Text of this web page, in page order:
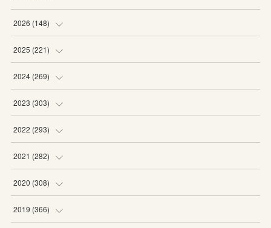
2026 (148)
(6)
(22
(20
(19
2025 (221)
(19
(20
(19
(20
2024 (269)
(16
(16
(21
(20
2023 (303)
(27
(25
(29
(25
2022 (293)
(18
(27
(26
2021 (282)
(19
(23
2020 (308)
(22
2019 (366)